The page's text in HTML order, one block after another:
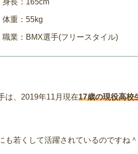
身長：165cm
体重：55kg
職業：BMX選手(フリースタイル)
は、2019年11月現在17歳の現役高校
も若くして活躍されているのですね